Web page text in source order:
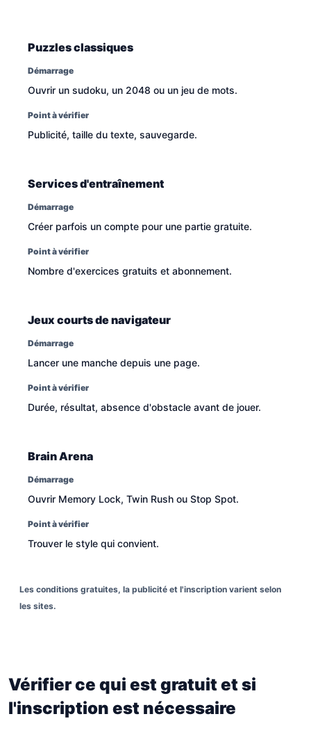
Puzzles classiques
Démarrage
Ouvrir un sudoku, un 2048 ou un jeu de mots.
Point à vérifier
Publicité, taille du texte, sauvegarde.
Services d'entraînement
Démarrage
Créer parfois un compte pour une partie gratuite.
Point à vérifier
Nombre d'exercices gratuits et abonnement.
Jeux courts de navigateur
Démarrage
Lancer une manche depuis une page.
Point à vérifier
Durée, résultat, absence d'obstacle avant de jouer.
Brain Arena
Démarrage
Ouvrir Memory Lock, Twin Rush ou Stop Spot.
Point à vérifier
Trouver le style qui convient.
Les conditions gratuites, la publicité et l'inscription varient selon
les sites.
Vérifier ce qui est gratuit et si
l'inscription est nécessaire